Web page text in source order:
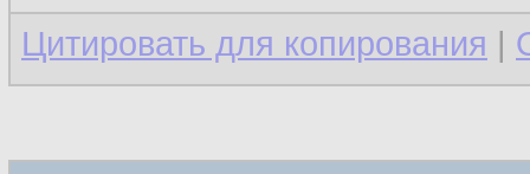
Цитировать для копирования |